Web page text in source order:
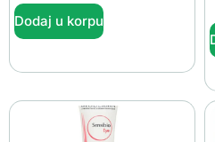
Dodaj u korpu